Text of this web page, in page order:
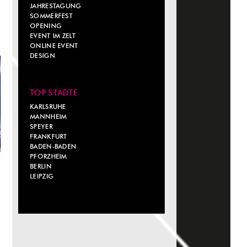
JAHRESTAGUNG
SOMMERFEST
OPENING
EVENT IM ZELT
ONLINE EVENT
DESIGN
TOP STÄDTE
KARLSRUHE
MANNHEIM
SPEYER
FRANKFURT
BADEN-BADEN
PFORZHEIM
BERLIN
LEIPZIG